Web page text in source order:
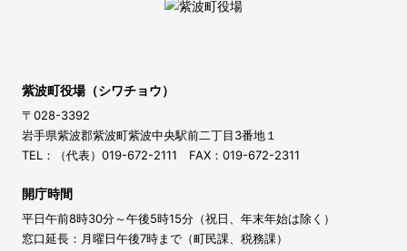
紫波町役場（シワチョウ）
〒028-3392
岩手県紫波郡紫波町紫波中央駅前二丁目3番地１
TEL：（代表）019-672-2111 FAX：019-672-2311
開庁時間
平日午前8時30分～午後5時15分（祝日、年末年始は除く）
窓口延長：月曜日午後7時まで（町民課、税務課）